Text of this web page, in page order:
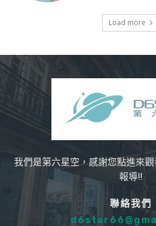
Load more
我們是第六星空，感謝您點進來
報導!!
聯絡我們